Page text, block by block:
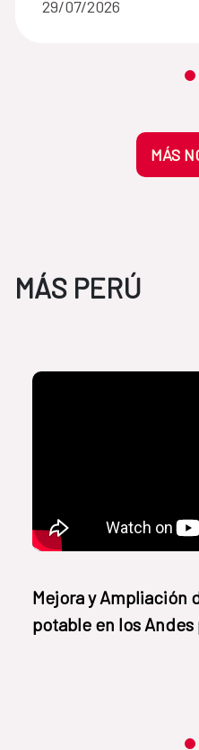
29/07/2026
MÁS
MÁS PERÚ
Mejora y Ampliación
potable en los Andes